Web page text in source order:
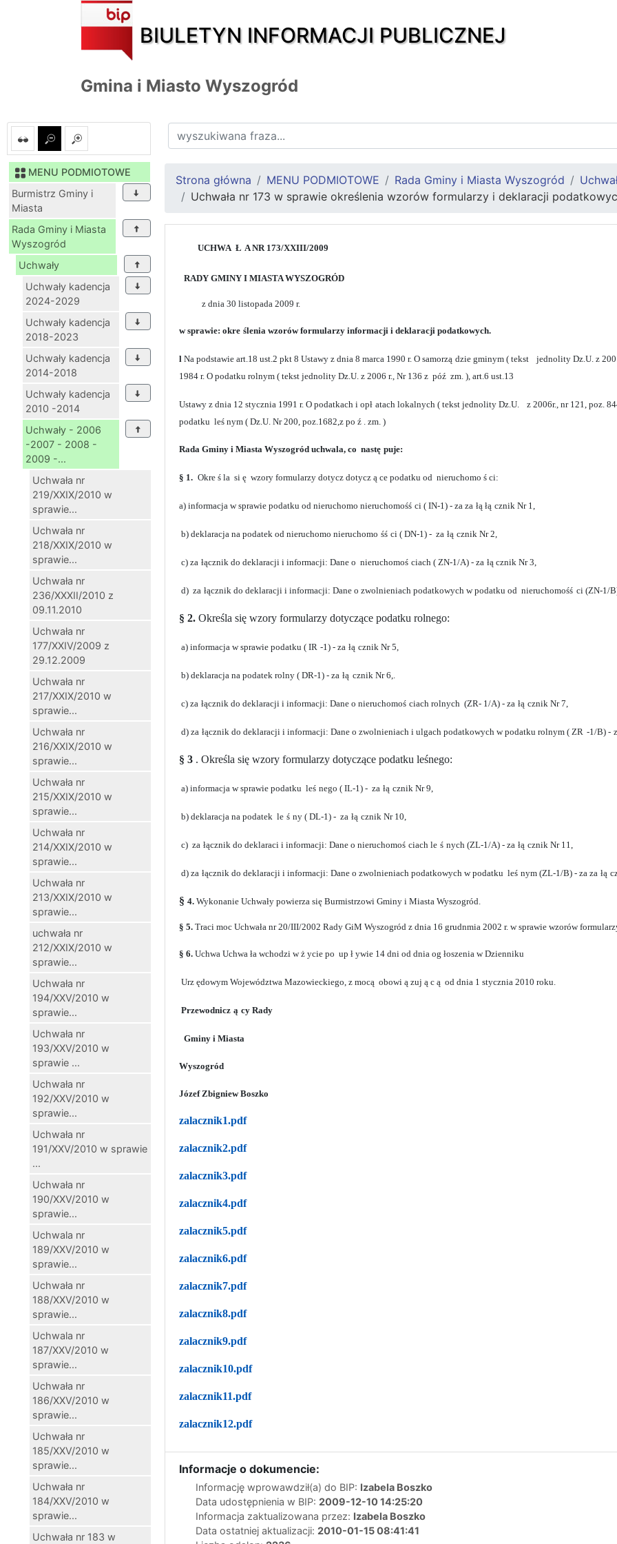
BIULETYN INFORMACJI PUBLICZNEJ
Gmina i Miasto Wyszogród
MENU PODMIOTOWE
Burmistrz Gminy i
Miasta
Rada Gminy i Miasta
Wyszogród
Uchwały
Uchwały kadencja
2024-2029
Uchwały kadencja
2018-2023
Uchwały kadencja
2014-2018
Uchwały kadencja
2010 -2014
Uchwały - 2006
-2007 - 2008 -
2009 -...
Uchwała nr
219/XXIX/2010 w
sprawie...
Uchwała nr
218/XXIX/2010 w
sprawie...
Uchwała nr
236/XXXII/2010 z
09.11.2010
Uchwała nr
177/XXIV/2009 z
29.12.2009
Uchwała nr
217/XXIX/2010 w
sprawie...
Uchwała nr
216/XXIX/2010 w
sprawie...
Uchwała nr
215/XXIX/2010 w
sprawie...
Uchwała nr
214/XXIX/2010 w
sprawie...
Uchwała nr
213/XXIX/2010 w
sprawie...
uchwała nr
212/XXIX/2010 w
sprawie...
Uchwała nr
194/XXV/2010 w
sprawie...
Uchwała nr
193/XXV/2010 w
sprawie ...
Uchwała nr
192/XXV/2010 w
sprawie...
Uchwała nr
191/XXV/2010 w sprawie
...
Uchwała nr
190/XXV/2010 w
sprawie...
Uchwala nr
189/XXV/2010 w
sprawie...
Uchwała nr
188/XXV/2010 w
sprawie...
Uchwala nr
187/XXV/2010 w
sprawie...
Uchwała nr
186/XXV/2010 w
sprawie...
Uchwała nr
185/XXV/2010 w
sprawie...
Uchwała nr
184/XXV/2010 w
sprawie...
Uchwała nr 183 w
Strona główna MENU PODMIOTOWE Rada Gminy i Miasta Wyszogród
Uchwała nr 173 w sprawie określenia wzorów formularzy i deklaracji
UCHWA Ł A NR 173/XXIII/2009
RADY GMINY I MIASTA WYSZOGRÓD
z dnia 30 listopada 2009 r.
w sprawie: okre ślenia wzorów formularzy informacji i deklaracji podatkowych.
l Na podstawie art.18 ust.2 pkt 8 Ustawy z dnia 8 marca 1990 r. O samorzą dzie gminym ( tekst jednolity Dz.U. z
1984 r. O podatku rolnym ( tekst jednolity Dz.U. z 2006 r., Nr 136 z póź zm. ), art.6 ust.13
Ustawy z dnia 12 stycznia 1991 r. O podatkach i opł atach lokalnych ( tekst jednolity Dz.U. z 2006r., nr 121, poz.
podatku leś nym ( Dz.U. Nr 200, poz.1682,z po ź . zm. )
Rada Gminy i Miasta Wyszogród uchwala, co nastę puje:
§ 1. Okre ś la si ę wzory formularzy dotycz dotycz ą ce podatku od nieruchomo ś ci:
a) informacja w sprawie podatku od nieruchomo nieruchomośś ci ( IN-1) - za za łą łą cznik Nr 1,
b) deklaracja na podatek od nieruchomo nieruchomo śś ci ( DN-1) - za łą cznik Nr 2,
c) za łącznik do deklaracji i informacji: Dane o nieruchomoś ciach ( ZN-1/A) - za łą cznik Nr 3,
d) za łącznik do deklaracji i informacji: Dane o zwolnieniach podatkowych w podatku od nieruchomośś ci (ZN-1/
§ 2. Określa się wzory formularzy dotyczące podatku rolnego:
a) informacja w sprawie podatku ( IR -1) - za łą cznik Nr 5,
b) deklaracja na podatek rolny ( DR-1) - za łą cznik Nr 6,.
c) za łącznik do deklaracji i informacji: Dane o nieruchomoś ciach rolnych (ZR- 1/A) - za łą cznik Nr 7,
d) za łącznik do deklaracji i informacji: Dane o zwolnieniach i ulgach podatkowych w podatku rolnym ( ZR -1/B) -
§ 3 . Określa się wzory formularzy dotyczące podatku leśnego:
a) informacja w sprawie podatku leś nego ( IL-1) - za łą cznik Nr 9,
b) deklaracja na podatek le ś ny ( DL-1) - za łą cznik Nr 10,
c) za łącznik do deklaraci i informacji: Dane o nieruchomoś ciach le ś nych (ZL-1/A) - za łą cznik Nr 11,
d) za łącznik do deklaracji i informacji: Dane o zwolnieniach podatkowych w podatku leś nym (ZL-1/B) - za za łą
§ 4. Wykonanie Uchwały powierza się Burmistrzowi Gminy i Miasta Wyszogród.
§ 5. Traci moc Uchwała nr 20/III/2002 Rady GiM Wyszogród z dnia 16 grudnmia 2002 r. w sprawie wzorów
§ 6. Uchwa Uchwa ła wchodzi w ż ycie po up ł ywie 14 dni od dnia og łoszenia w Dzienniku
Urz ędowym Województwa Mazowieckiego, z mocą obowi ą zuj ą c ą od dnia 1 stycznia 2010 roku.
Przewodnicz ą cy Rady
Gminy i Miasta
Wyszogród
Józef Zbigniew Boszko
zalacznik1.pdf
zalacznik2.pdf
zalacznik3.pdf
zalacznik4.pdf
zalacznik5.pdf
zalacznik6.pdf
zalacznik7.pdf
zalacznik8.pdf
zalacznik9.pdf
zalacznik10.pdf
zalacznik11.pdf
zalacznik12.pdf
Informacje o dokumencie:
Informację wprowawdził(a) do BIP: Izabela Boszko
Data udostępnienia w BIP: 2009-12-10 14:25:20
Informacja zaktualizowana przez: Izabela Boszko
Data ostatniej aktualizacji: 2010-01-15 08:41:41